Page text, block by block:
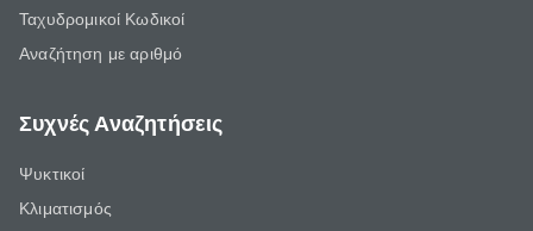
Ταχυδρομικοί Κωδικοί
Αναζήτηση με αριθμό
Συχνές Αναζητήσεις
Ψυκτικοί
Κλιματισμός